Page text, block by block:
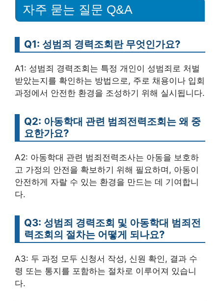
자주 묻는 질문 Q&A
Q1: 성범죄 경력조회란 무엇인가요?
A1: 성범죄 경력조회는 특정 개인이 성범죄로 처벌
받았는지를 확인하는 방법으로, 주로 채용이나 입회
과정에서 안전한 환경을 조성하기 위해 실시됩니다.
Q2: 아동학대 관련 범죄전력조회는 왜 중
요한가요?
A2: 아동학대 관련 범죄전력조사는 아동을 보호하
고 가정의 안전을 확보하기 위해 필요하며, 아동이
안전하게 자랄 수 있는 환경을 만드는 데 기여합니
다.
Q3: 성범죄 경력조회 및 아동학대 범죄전
력조회의 절차는 어떻게 되나요?
A3: 두 과정 모두 신청서 작성, 신원 확인, 결과 수
령 또는 통지를 포함하는 절차로 이루어져 있습니
다.